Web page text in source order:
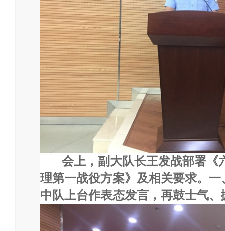
会上，副大队长王发战部署《
理第一战役方案》及相关要求。
中队上台作表态发言，再鼓士气、